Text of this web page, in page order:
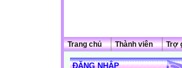
Trang chủ Thành viên Trợ
ĐĂNG NHẬP